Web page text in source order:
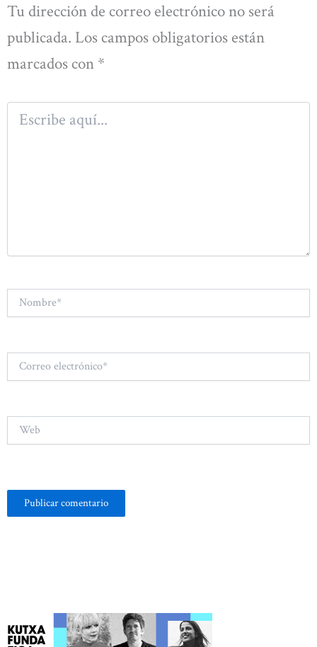
Tu dirección de correo electrónico no será
publicada. Los campos obligatorios están
marcados con *
Escribe
aquí...
Nombre*
Correo
electrónico*
Web